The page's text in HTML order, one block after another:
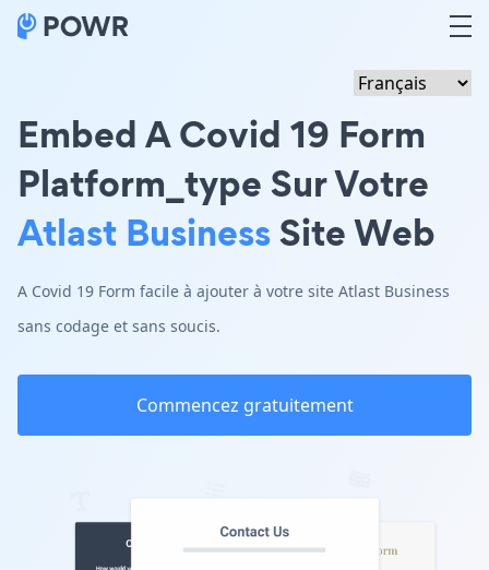
Embed A Covid 19 Form
Platform_type Sur Votre
Atlast BusinessSite Web
A Covid 19 Form facile à ajouter à votre site Atlast Business
sans codage et sans soucis.
Commencez gratuitement